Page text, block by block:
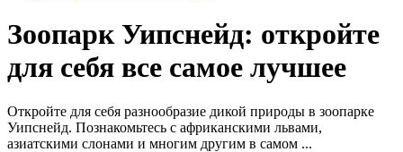
Зоопарк Уипснейд: откройте
для себя все самое лучшее
Откройте для себя разнообразие дикой природы в зоопарке
Уипснейд. Познакомьтесь с африканскими львами,
азиатскими слонами и многим другим в самом ...